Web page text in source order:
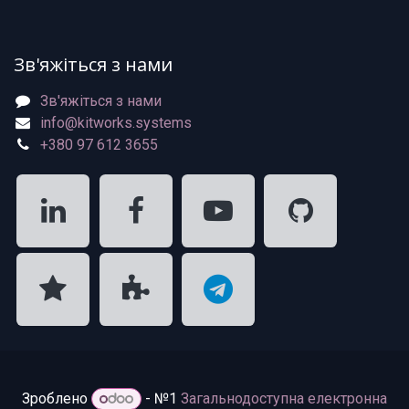
Зв'яжіться з нами
Зв'яжіться з нами
info@kitworks.systems
+380 97 612 3655
Зроблено - №1 Загальнодоступна електронна